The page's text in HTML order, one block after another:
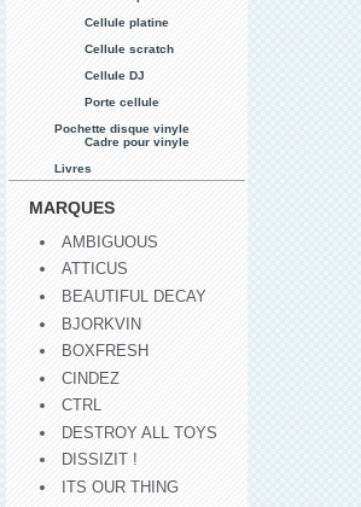
Cellule platine
Cellule scratch
Cellule DJ
Porte cellule
Pochette disque vinyle
Cadre pour vinyle
Livres
MARQUES
AMBIGUOUS
ATTICUS
BEAUTIFUL DECAY
BJORKVIN
BOXFRESH
CINDEZ
CTRL
DESTROY ALL TOYS
DISSIZIT !
ITS OUR THING